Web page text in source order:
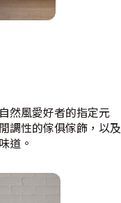
然風愛好者的指定元
調性的傢俱傢飾，以及
道。